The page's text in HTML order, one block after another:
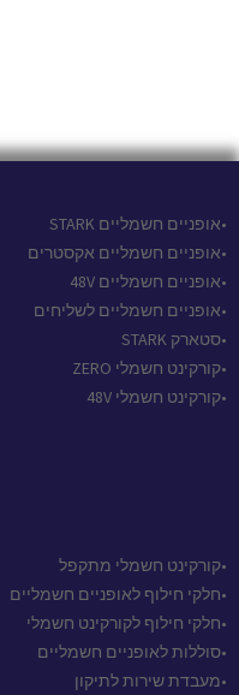
•אופניים חשמליים STARK
•אופניים חשמליים אקסטרים
•אופניים חשמליים 48V
•אופניים חשמליים לשליחים
•סטארק STARK
•קורקינט חשמלי ZERO
•קורקינט חשמלי 48V
•קורקינט חשמלי מתקפל
•חלקי חילוף לאופניים חשמליים
•חלקי חילוף לקורקינט חשמלי
•סוללות לאופניים חשמליים
•מעבדת שירות לתיקון